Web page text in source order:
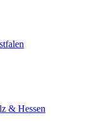
& Hessen